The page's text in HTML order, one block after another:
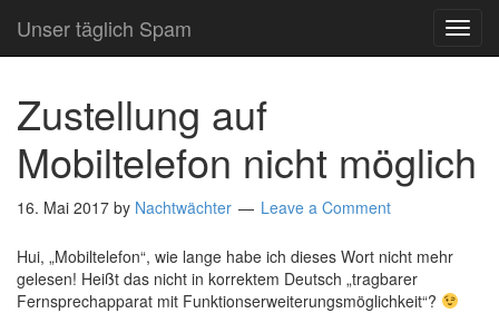
Unser täglich Spam
Zustellung auf
Mobiltelefon nicht möglich
16. Mai 2017 by Nachtwächter Leave a Comment
Hui, „Mobiltelefon“, wie lange habe ich dieses Wort nicht mehr
gelesen! Heißt das nicht in korrektem Deutsch „tragbarer
Fernsprechapparat mit Funktionserweiterungsmöglichkeit“?